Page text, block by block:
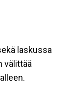
laskussa
välittää